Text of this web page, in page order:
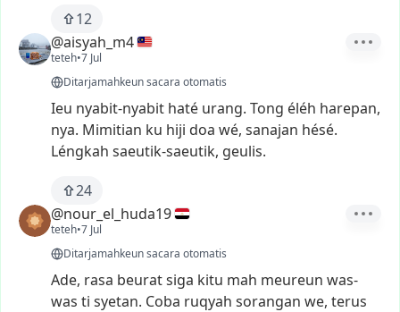
12
@aisyah_m4
teteh•7 Jul
Ditarjamahkeun sacara otomatis
Ieu nyabit-nyabit haté urang. Tong éléh harepan,
nya. Mimitian ku hiji doa wé, sanajan hésé.
Léngkah saeutik-saeutik, geulis.
24
@nour_el_huda19
teteh•7 Jul
Ditarjamahkeun sacara otomatis
Ade, rasa beuratsiga kitu mah meureun was-
was ti syetan. Coba ruqyah sorangan we, terus